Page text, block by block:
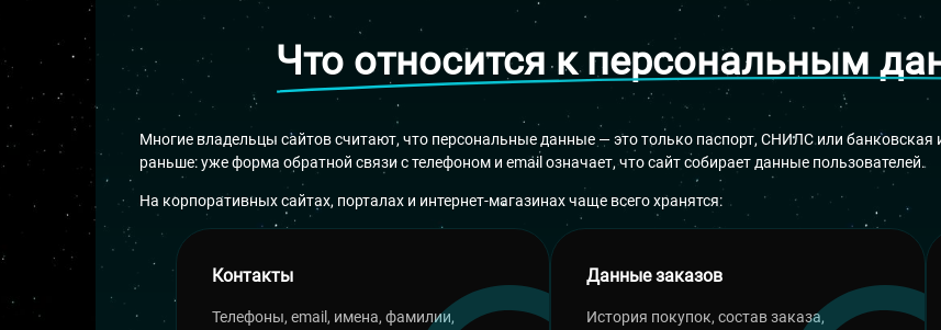
Что относится к персональным
Многие владельцы сайтов считают, что персональные данные — это только паспорт, СНИЛС или
раньше: уже форма обратной связи с телефоном и email означает, что сайт собирает данные пользователей.
На корпоративных сайтах, порталах и интернет-магазинах чаще всего хранятся:
Контакты
Телефоны, email, имена, фамилии,
Данные заказов
История покупок, состав заказа,